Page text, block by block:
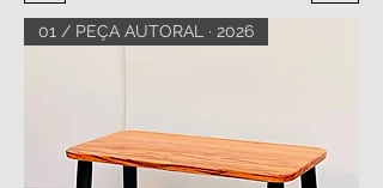
01 / PEÇA AUTORAL · 2026